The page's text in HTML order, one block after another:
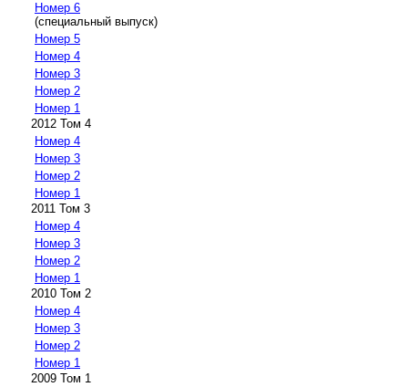
Номер 6
(специальный выпуск)
Номер 5
Номер 4
Номер 3
Номер 2
Номер 1
2012 Том 4
Номер 4
Номер 3
Номер 2
Номер 1
2011 Том 3
Номер 4
Номер 3
Номер 2
Номер 1
2010 Том 2
Номер 4
Номер 3
Номер 2
Номер 1
2009 Том 1